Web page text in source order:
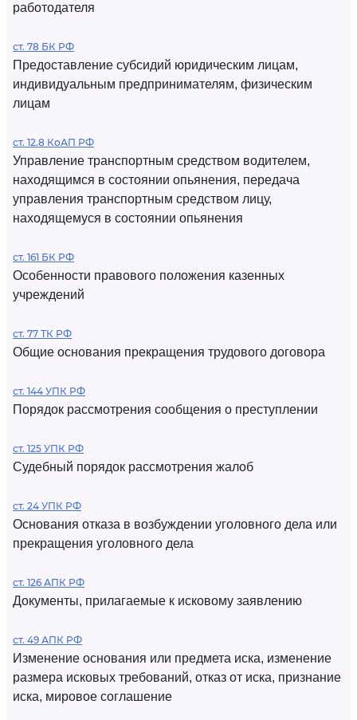
работодателя
ст. 78 БК РФ
Предоставление субсидий юридическим лицам,
индивидуальным предпринимателям, физическим
лицам
ст. 12.8 КоАП РФ
Управление транспортным средством водителем,
находящимся в состоянии опьянения, передача
управления транспортным средством лицу,
находящемуся в состоянии опьянения
ст. 161 БК РФ
Особенности правового положения казенных
учреждений
ст. 77 ТК РФ
Общие основания прекращения трудового договора
ст. 144 УПК РФ
Порядок рассмотрения сообщения о преступлении
ст. 125 УПК РФ
Судебный порядок рассмотрения жалоб
ст. 24 УПК РФ
Основания отказа в возбуждении уголовного дела или
прекращения уголовного дела
ст. 126 АПК РФ
Документы, прилагаемые к исковому заявлению
ст. 49 АПК РФ
Изменение основания или предмета иска, изменение
размера исковых требований, отказ от иска, признание
иска, мировое соглашение